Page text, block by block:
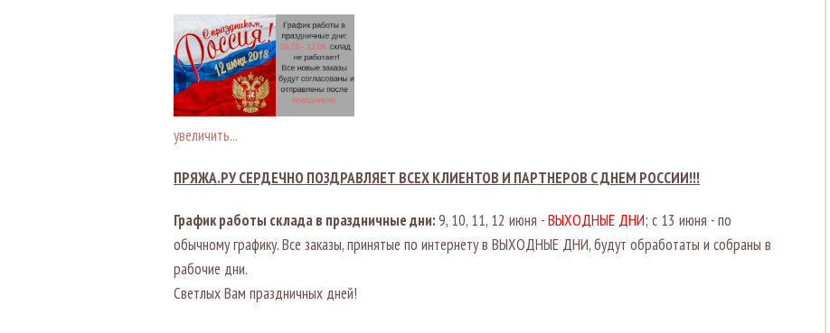
увеличить...
ПРЯЖА.РУ СЕРДЕЧНО ПОЗДРАВЛЯЕТ ВСЕХ КЛИЕНТОВ И ПАРТНЕРОВ С ДНЕМ РОССИИ!!!
График работы склада в праздничные дни:9, 10, 11, 12 июня -ВЫХОДНЫЕ ДНИ; с 13 июня - по
обычному графику. Все заказы, принятые по интернету в ВЫХОДНЫЕ ДНИ, будут обработаты и собраны в
рабочие дни.
Светлых Вам праздничных дней!